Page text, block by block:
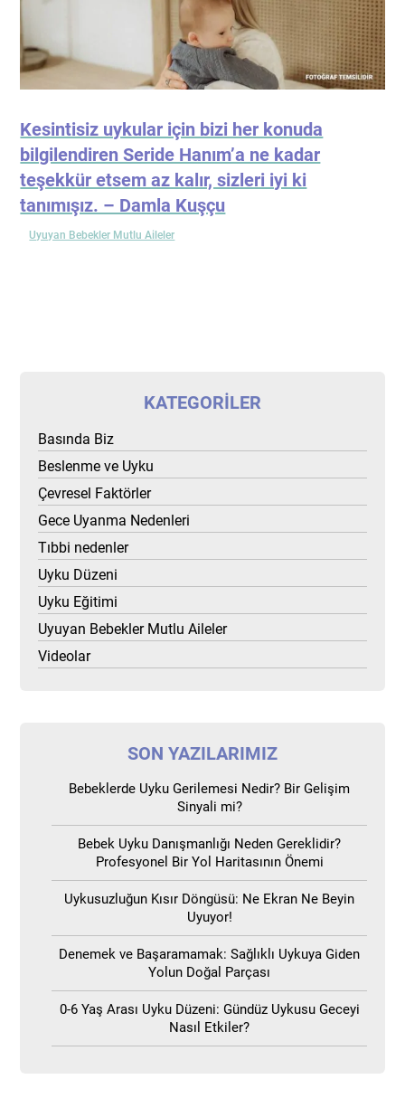
Kesintisiz uykular için bizi her konuda
bilgilendiren Seride Hanım’a ne kadar
teşekkür etsem az kalır, sizleri iyi ki
tanımışız. – Damla Kuşçu
Uyuyan Bebekler Mutlu Aileler
KATEGORILER
Basında Biz
Beslenme ve Uyku
Çevresel Faktörler
Gece Uyanma Nedenleri
Tıbbi nedenler
Uyku Düzeni
Uyku Eğitimi
Uyuyan Bebekler Mutlu Aileler
Videolar
SON YAZILARIMIZ
Bebeklerde Uyku Gerilemesi Nedir? Bir Gelişim
Sinyali mi?
Bebek Uyku Danışmanlığı Neden Gereklidir?
Profesyonel Bir Yol Haritasının Önemi
Uykusuzluğun Kısır Döngüsü: Ne Ekran Ne Beyin
Uyuyor!
Denemek ve Başaramamak: Sağlıklı Uykuya Giden
Yolun Doğal Parçası
0-6 Yaş Arası Uyku Düzeni: Gündüz Uykusu Geceyi
Nasıl Etkiler?